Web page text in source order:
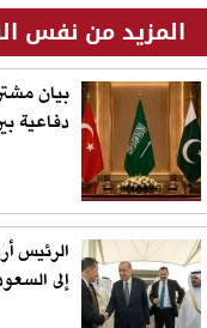
المزيد من نفس
بيان
دفاعية
الرئيس
إلى